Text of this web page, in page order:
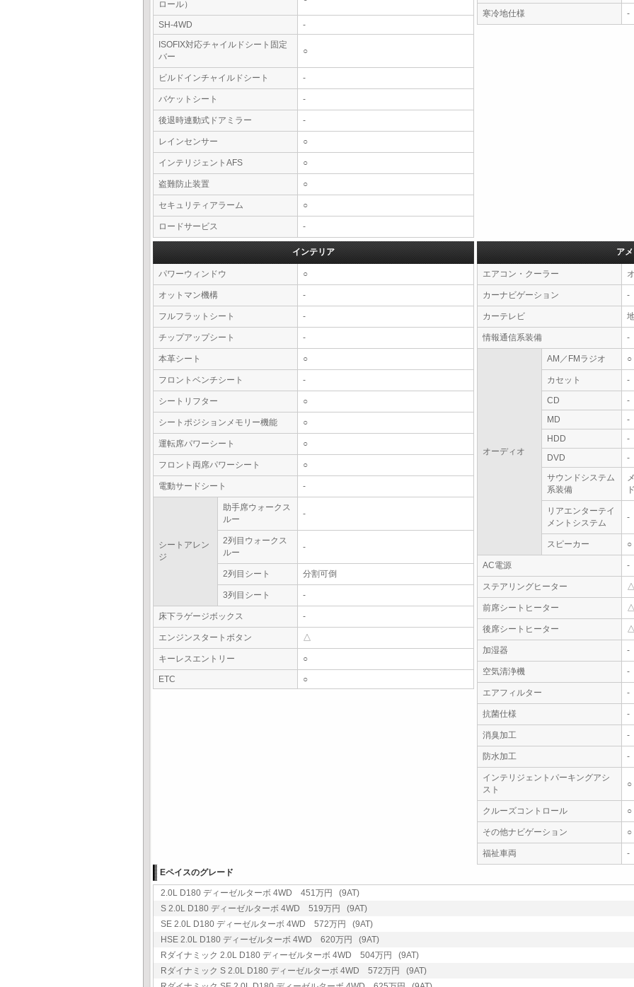
ロール）
SH-4WD
-
ISOFIX対応チャイルドシート固定
バー
○
ビルドインチャイルドシート -
バケットシート -
後退時連動式ドアミラー -
レインセンサー ○
インテリジェントAFS ○
盗難防止装置 ○
セキュリティアラーム ○
ロードサービス -
寒冷地仕様 -
インテリア
パワーウィンドウ ○
オットマン機構 -
フルフラットシート -
チップアップシート -
本革シート ○
フロントベンチシート -
シートリフター ○
シートポジションメモリー機能 ○
運転席パワーシート ○
フロント両席パワーシート ○
電動サードシート -
シートアレン
ジ
助手席ウォークス
ルー
-
2列目ウォークス
ルー
-
2列目シート 分割可倒
3列目シート -
床下ラゲージボックス -
エンジンスタートボタン △
キーレスエントリー ○
ETC ○
ア
エアコン・クーラー
カーナビゲーション -
カーテレビ
情報通信系装備 -
オーディオ
AM／FMラジオ ○
カセット -
CD
-
MD
-
HDD
-
DVD
-
サウンドシステム
系装備
リアエンターテイ
メントシステム
-
スピーカー ○
AC電源 -
ステアリングヒーター
前席シートヒーター
後席シートヒーター
加湿器 -
空気清浄機 -
エアフィルター -
抗菌仕様 -
消臭加工 -
防水加工 -
インテリジェントパーキングアシ
スト
○
クルーズコントロール ○
その他ナビゲーション ○
福祉車両
-
Eペイスのグレード
2.0L D180 ディーゼルターボ 4WD 451万円 (9AT)
S 2.0L D180 ディーゼルターボ 4WD 519万円 (9AT)
SE 2.0L D180 ディーゼルターボ 4WD 572万円 (9AT)
HSE 2.0L D180 ディーゼルターボ 4WD 620万円 (9AT)
Rダイナミック 2.0L D180 ディーゼルターボ 4WD 504万円 (9AT)
Rダイナミック S 2.0L D180 ディーゼルターボ 4WD 572万円 (9AT)